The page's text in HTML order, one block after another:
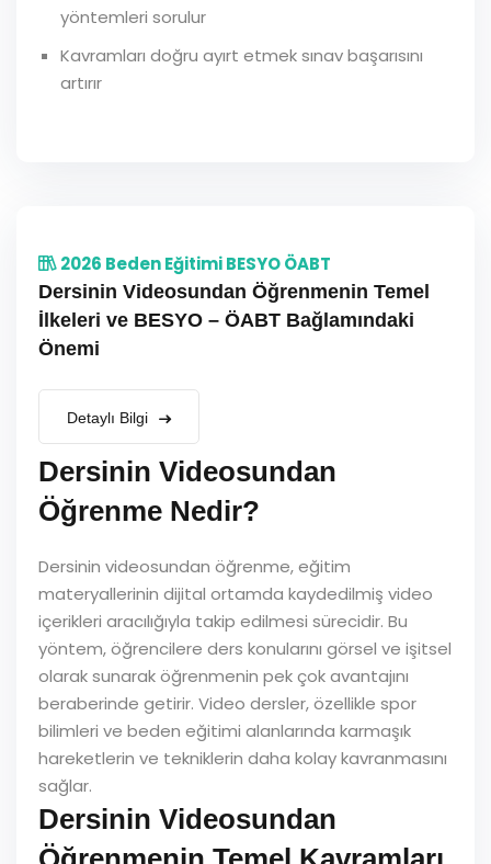
yöntemleri sorulur
Kavramları doğru ayırt etmek sınav başarısını
artırır
2026 Beden Eğitimi BESYO ÖABT
Dersinin Videosundan Öğrenmenin Temel
İlkeleri ve BESYO – ÖABT Bağlamındaki
Önemi
Detaylı Bilgi
Dersinin Videosundan
Öğrenme Nedir?
Dersinin videosundan öğrenme, eğitim
materyallerinin dijital ortamda kaydedilmiş video
içerikleri aracılığıyla takip edilmesi sürecidir. Bu
yöntem, öğrencilere ders konularını görsel ve işitsel
olarak sunarak öğrenmenin pek çok avantajını
beraberinde getirir. Video dersler, özellikle spor
bilimleri ve beden eğitimi alanlarında karmaşık
hareketlerin ve tekniklerin daha kolay kavranmasını
sağlar.
Dersinin Videosundan